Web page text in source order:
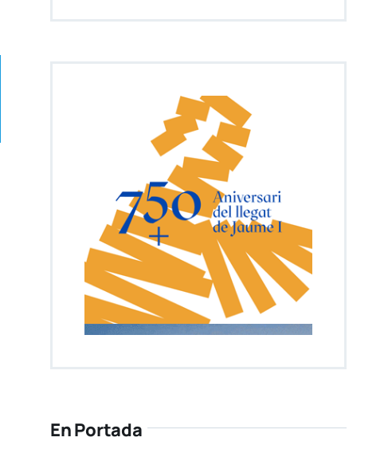
En Portada